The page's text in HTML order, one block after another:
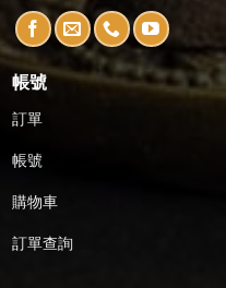
帳號
訂單
帳號
購物車
訂單查詢